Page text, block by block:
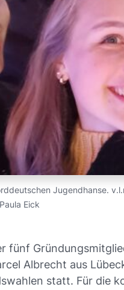
Jugendhanse.
Eick
fünf
Albrecht aus
statt. Für die